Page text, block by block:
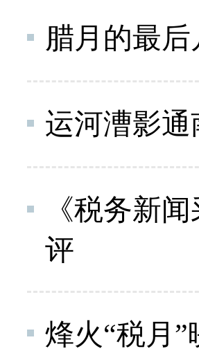
腊月的最后
运河漕影
《税务新
评
烽火“税月”